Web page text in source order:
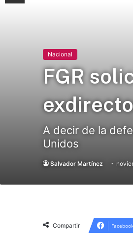
Nacional
FGR
A decir de la
Unidos
Salvador Martínez
Compartir Facebook